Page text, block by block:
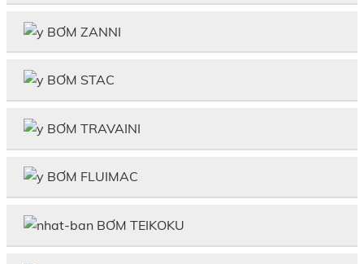
BƠM ZANNI
BƠM STAC
BƠM TRAVAINI
BƠM FLUIMAC
BƠM TEIKOKU